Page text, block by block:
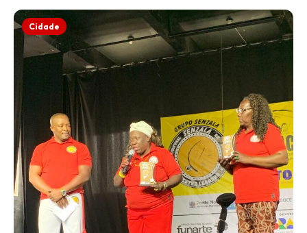
Cidade